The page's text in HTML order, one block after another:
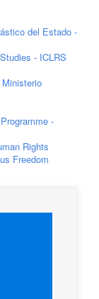
del Estado -
- ICLRS
-
Rights
Freedom